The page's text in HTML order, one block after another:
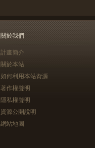
關於我們
計畫簡介
關於本站
如何利用本站資源
著作權聲明
隱私權聲明
資源公開說明
網站地圖